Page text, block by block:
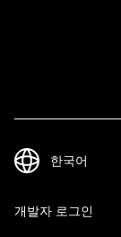
개발자 로그인